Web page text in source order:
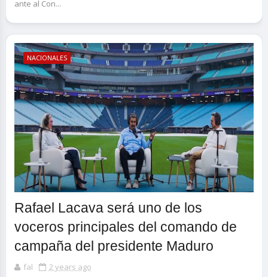
ante al Con...
NACIONALES
Rafael Lacava será uno de los
voceros principales del comando de
campaña del presidente Maduro
fal
2 years ago